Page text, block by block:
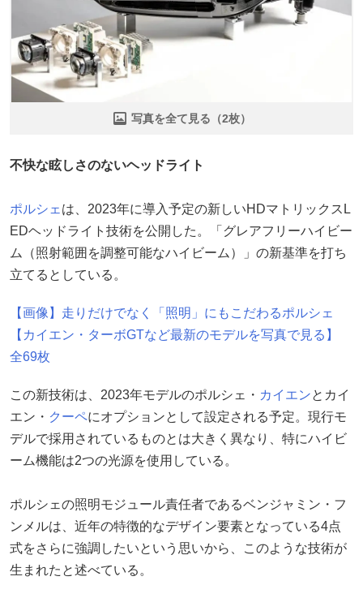
写真を全て見る（2枚）
不快な眩しさのないヘッドライト
ポルシェ は、2023年に導入予定の新しいHDマトリックスL
EDヘッドライト技術を公開した。「グレアフリーハイビー
ム（照射範囲を調整可能なハイビーム）」の新基準を打ち
立てるとしている。
【画像】走りだけでなく「照明」にもこだわるポルシェ
【カイエン・ターボGTなど最新のモデルを写真で見る】
全69枚
この新技術は、2023年モデルのポルシェ・ カイエンとカイ
エン・ クーペにオプションとして設定される予定。現行モ
デルで採用されているものとは大きく異なり、特にハイビ
ーム機能は2つの光源を使用している。
ポルシェの照明モジュール責任者であるベンジャミン・フ
ンメルは、近年の特徴的なデザイン要素となっている4点
式をさらに強調したいという思いから、このような技術が
生まれたと述べている。